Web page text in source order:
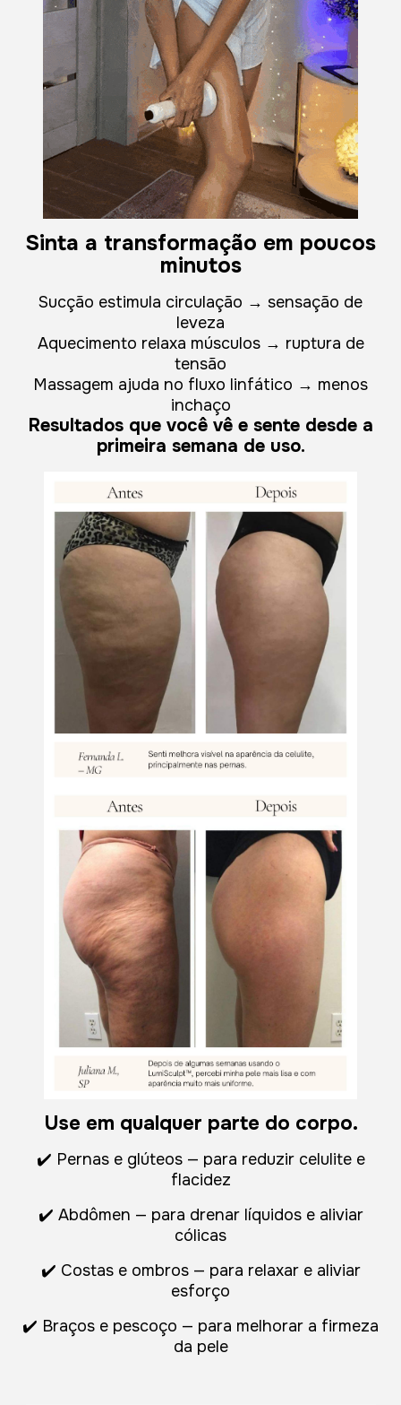
Sinta a transformação em poucos
minutos
Sucção estimula circulação → sensação de
leveza
Aquecimento relaxa músculos → ruptura de
tensão
Massagem ajuda no fluxo linfático → menos
inchaço
Resultados que você vê e sente desde a
primeira semana de uso.
Use em qualquer parte do corpo.
✔️ Pernas e glúteos — para reduzir celulite e
flacidez
✔️ Abdômen — para drenar líquidos e aliviar
cólicas
✔️ Costas e ombros — para relaxar e aliviar
esforço
✔️ Braços e pescoço — para melhorar a firmeza
da pele